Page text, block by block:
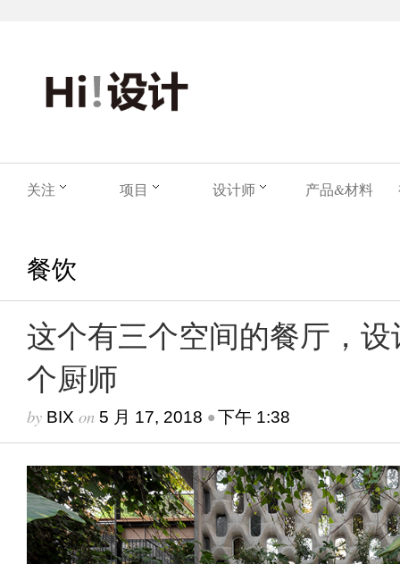
关注 项目 设计师 产品&材料
餐饮
这个有三个空间的餐厅，
个厨师
by BIX on 5 月 17, 2018 •下午 1:38